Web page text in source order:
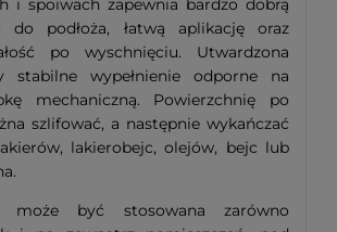
i spoiwach zapewnia bardzo dobrą
do podłoża, łatwą aplikację oraz
po wyschnięciu. Utwardzona
stabilne wypełnienie odporne na
mechaniczną. Powierzchnię po
szlifować, a następnie wykańczać
lakierobejc, olejów, bejc lub
może być stosowana zarówno